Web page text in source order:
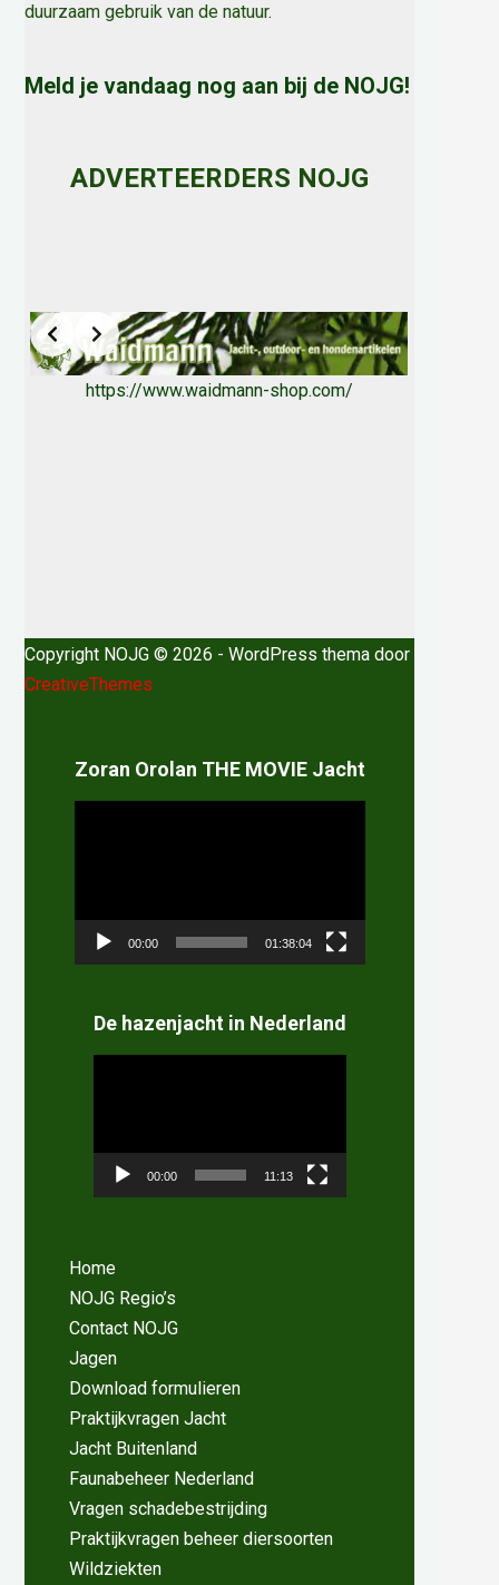
duurzaam gebruik van de natuur.
Meld je vandaag nog aan bij de NOJG!
ADVERTEERDERS NOJG
https://www.waidmann-shop.com/
Copyright NOJG © 2026 - WordPress thema door
CreativeThemes
Zoran Orolan THE MOVIE Jacht
00:00 01:38:04
De hazenjacht in Nederland
00:00 11:13
Home
NOJG Regio’s
Contact NOJG
Jagen
Download formulieren
Praktijkvragen Jacht
Jacht Buitenland
Faunabeheer Nederland
Vragen schadebestrijding
Praktijkvragen beheer diersoorten
Wildziekten